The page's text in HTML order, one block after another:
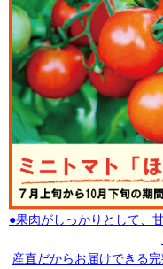
●果肉がしっかりとして、
産直だからお届けできる